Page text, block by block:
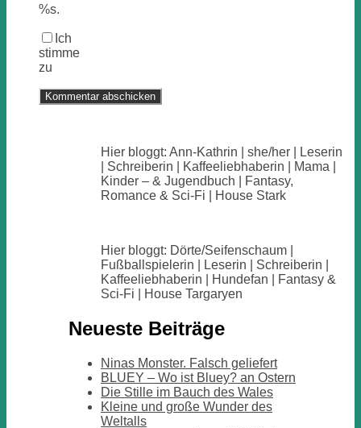
%s.
Ich
stimme
zu
Hier bloggt: Ann-Kathrin | she/her | Leserin
| Schreiberin | Kaffeeliebhaberin | Mama |
Kinder – & Jugendbuch | Fantasy,
Romance & Sci-Fi | House Stark
Hier bloggt: Dörte/Seifenschaum |
Fußballspielerin | Leserin | Schreiberin |
Kaffeeliebhaberin | Hundefan | Fantasy &
Sci-Fi | House Targaryen
Neueste Beiträge
Ninas Monster. Falsch geliefert
BLUEY – Wo ist Bluey? an Ostern
Die Stille im Bauch des Wales
Kleine und große Wunder des
Weltalls